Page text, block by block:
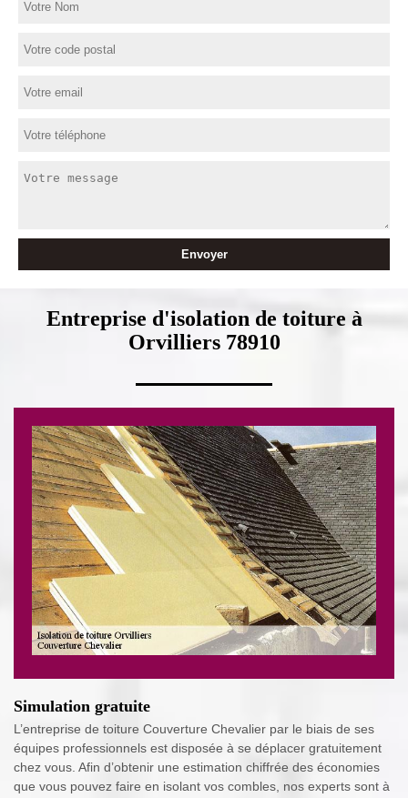
Entreprise d'isolation de toiture à
Orvilliers 78910
Simulation gratuite
L’entreprise de toiture Couverture Chevalier par le biais de ses
équipes professionnels est disposée à se déplacer gratuitement
chez vous. Afin d’obtenir une estimation chiffrée des économies
que vous pouvez faire en isolant vos combles, nos experts sont à